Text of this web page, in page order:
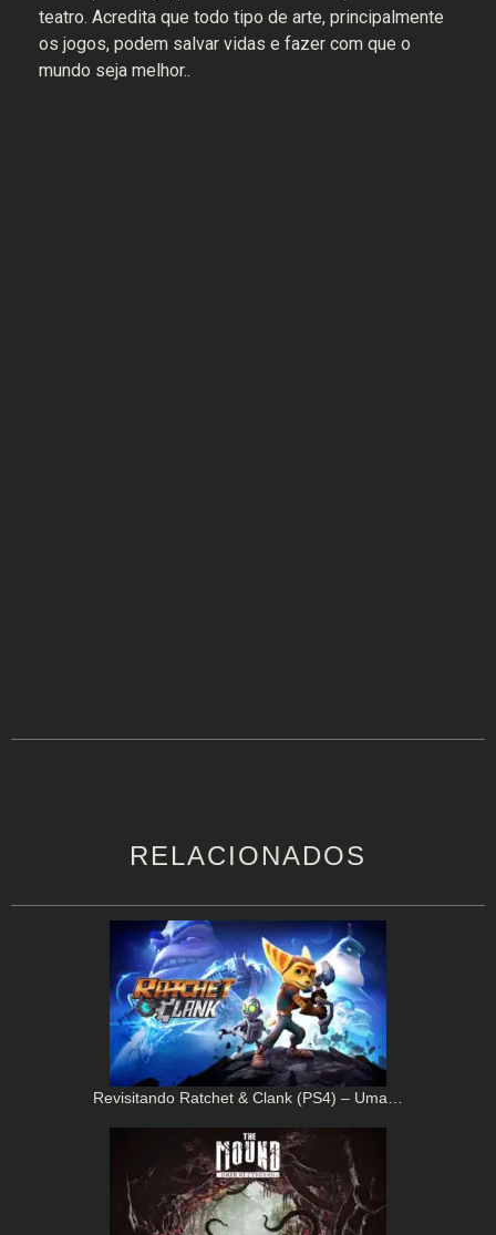
teatro. Acredita que todo tipo de arte, principalmente
os jogos, podem salvar vidas e fazer com que o
mundo seja melhor..
RELACIONADOS
Revisitando Ratchet & Clank (PS4) – Uma…